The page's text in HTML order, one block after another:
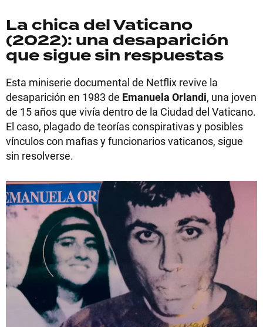
La chica del Vaticano
(2022): una desaparición
que sigue sin respuestas
Esta miniserie documental de Netflix revive la
desaparición en 1983 de Emanuela Orlandi, una joven
de 15 años que vivía dentro de la Ciudad del Vaticano.
El caso, plagado de teorías conspirativas y posibles
vínculos con mafias y funcionarios vaticanos, sigue
sin resolverse.